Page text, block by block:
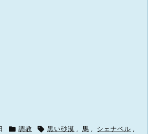
 調教  黒い砂漠 , 馬 , シェナベル ,